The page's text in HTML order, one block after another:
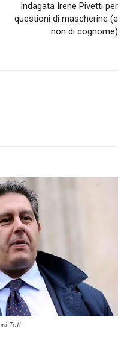
Indagata Irene Pivetti per
questioni di mascherine (e
non di cognome)
Toti